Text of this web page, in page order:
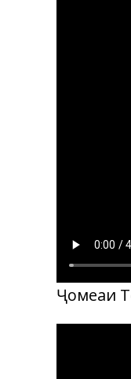
Ҷомеаи